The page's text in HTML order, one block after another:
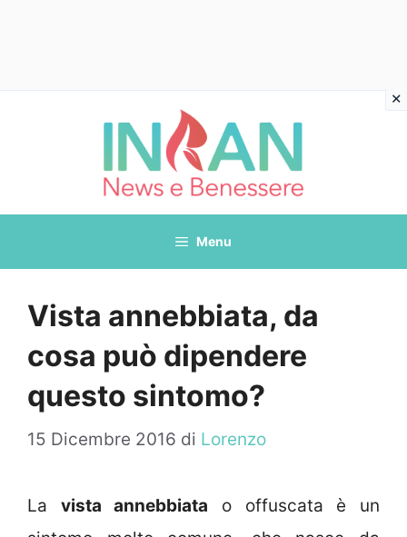
Menu
Vista annebbiata, da
cosa può dipendere
questo sintomo?
15 Dicembre 2016 di Lorenzo
La vista annebbiata o offuscata è un